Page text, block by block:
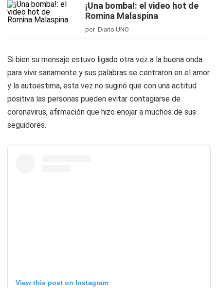
¡Una bomba!: el video hot de
Romina Malaspina
por Diario UNO
Si bien su mensaje estuvo ligado otra vez a la buena onda
para vivir sanamente y sus palabras se centraron en el amor
y la autoestima, esta vez no sugirió que con una actitud
positiva las personas pueden evitar contagiarse de
coronavirus, afirmación que hizo enojar a muchos de sus
seguidores.
View this post on Instagram